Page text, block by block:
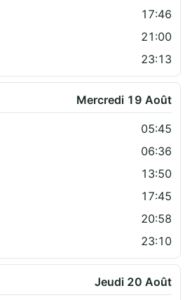
17:46
21:00
23:13
Mercredi 19 Août
05:45
06:36
13:50
17:45
20:58
23:10
Jeudi 20 Août